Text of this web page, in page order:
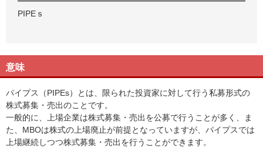
PIPEｓ
意味
パイプス（PIPEs）とは、限られた投資家に対して行う私募形式の
株式募集・売出のことです。
一般的に、上場企業は株式募集・売出を公募で行うことが多く、ま
た、MBOは株式の上場廃止が前提となっていますが、パイプスでは
上場継続しつつ株式募集・売出を行うことができます。